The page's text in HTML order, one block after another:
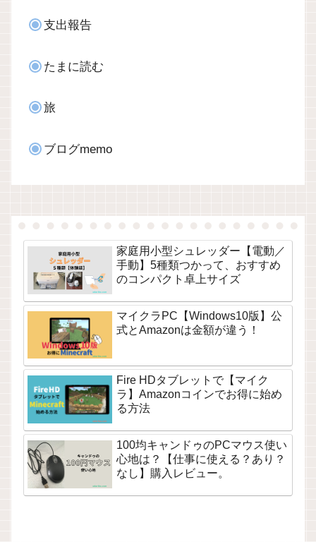
支出報告
たまに読む
旅
ブログmemo
家庭用小型シュレッダー【電動／
手動】5種類つかって、おすすめ
のコンパクト卓上サイズ
マイクラPC【Windows10版】公
式とAmazonは金額が違う！
Fire HDタブレットで【マイク
ラ】Amazonコインでお得に始め
る方法
100均キャンドゥのPCマウス使い
心地は？【仕事に使える？あり？
なし】購入レビュー。